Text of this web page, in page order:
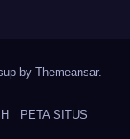
by Themeansar.
PETA SITUS